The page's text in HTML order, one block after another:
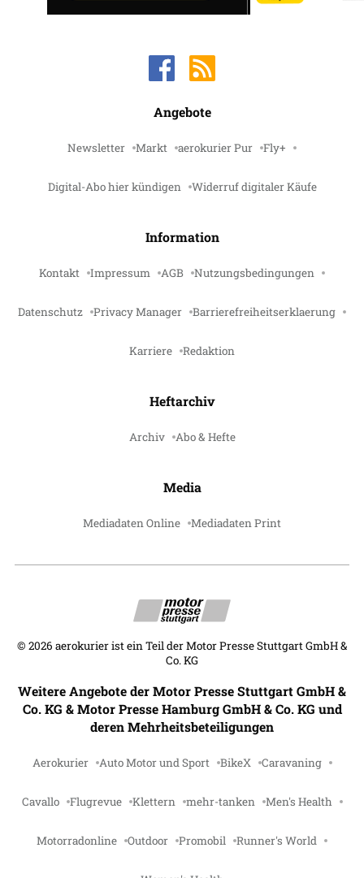
Angebote
Newsletter Markt aerokurier Pur Fly+
Digital-Abo hier kündigen Widerruf digitaler Käufe
Information
Kontakt Impressum AGB Nutzungsbedingungen
Datenschutz Privacy Manager Barrierefreiheitserklaerung
Karriere Redaktion
Heftarchiv
Archiv Abo & Hefte
Media
Mediadaten Online Mediadaten Print
© 2026 aerokurier ist ein Teil der Motor Presse Stuttgart GmbH &
Co. KG
Weitere Angebote der Motor Presse Stuttgart GmbH &
Co. KG & Motor Presse Hamburg GmbH & Co. KG und
deren Mehrheitsbeteiligungen
Aerokurier Auto Motor und Sport BikeX Caravaning
Cavallo Flugrevue Klettern mehr-tanken Men's Health
Motorradonline Outdoor Promobil Runner's World